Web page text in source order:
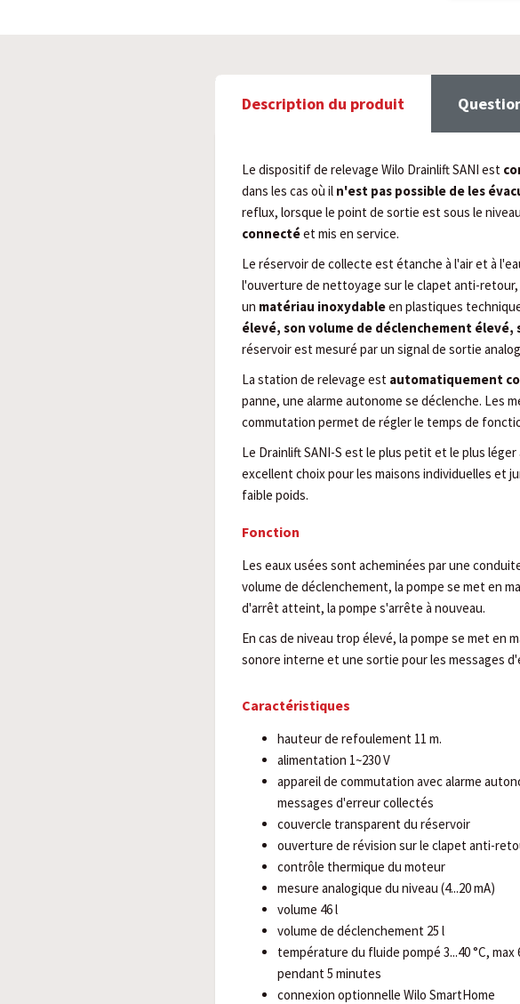
Description du produit
Le dispositif de relevage Wilo Drainlift SANI est
dans les cas où il n'est pas possible de les
reflux, lorsque le point de sortie est sous le
connectéet mis en service.
Le réservoir de collecte est étanche à l'air et à
l'ouverture de nettoyage sur le clapet anti-
un matériau inoxydableen plastiques
élevé, son volume de déclenchement
réservoir est mesuré par un signal de sortie
La station de relevage est automatiquement
panne, une alarme autonome se déclenche. Les
commutation permet de régler le temps de
Le Drainlift SANI-S est le plus petit et le plus
excellent choix pour les maisons individuelles et
faible poids.
Fonction
Les eaux usées sont acheminées par une
volume de déclenchement, la pompe se met en
d'arrêt atteint, la pompe s'arrête à nouveau.
En cas de niveau trop élevé, la pompe se met en
sonore interne et une sortie pour les messages
Caractéristiques
hauteur de refoulement 11 m.
alimentation 1~230 V
appareil de commutation avec alarme
messages d'erreur collectés
couvercle transparent du réservoir
ouverture de révision sur le clapet anti-
contrôle thermique du moteur
mesure analogique du niveau (4...20 mA)
volume 46 l
volume de déclenchement 25 l
température du fluide pompé 3...40 °C, max
pendant 5 minutes
connexion optionnelle Wilo SmartHome